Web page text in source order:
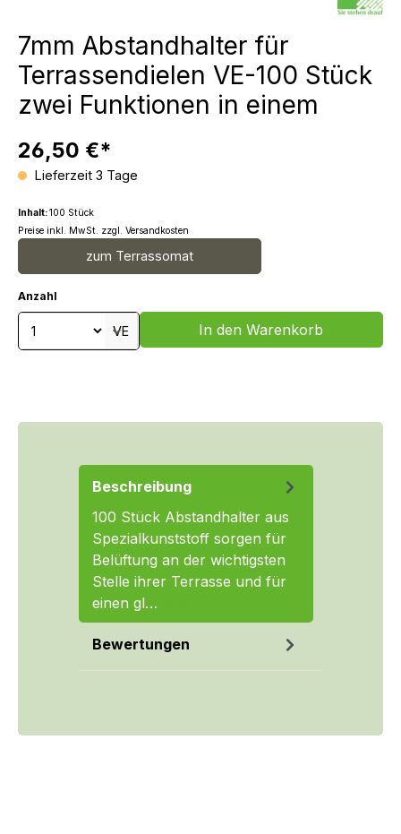
7mm Abstandhalter für
Terrassendielen VE-100 Stück
zwei Funktionen in einem
26,50 €*
Lieferzeit 3 Tage
Inhalt:100 Stück
Preise inkl. MwSt. zzgl. Versandkosten
zum Terrassomat
Anzahl
Produkt Anzahl: Gib den
VE In den Warenkorb
Beschreibung
100 Stück Abstandhalter aus
Spezialkunststoff sorgen für
Belüftung an der wichtigsten
Stelle ihrer Terrasse und für
einen gl…
Bewertungen